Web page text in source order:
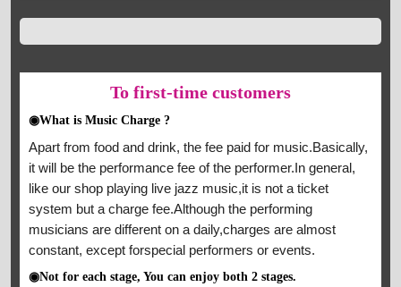
To first-time customers
◉What is Music Charge ?
Apart from food and drink, the fee paid for music.Basically,
it will be the performance fee of the performer.In general,
like our shop playing live jazz music,it is not a ticket
system but a charge fee.Although the performing
musicians are different on a daily,charges are almost
constant, except forspecial performers or events.
◉Not for each stage, You can enjoy both 2 stages.